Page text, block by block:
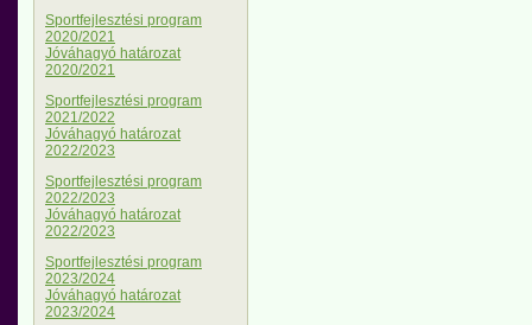
Sportfejlesztési program
2020/2021
Jóváhagyó határozat
2020/2021
Sportfejlesztési program
2021/2022
Jóváhagyó határozat
2022/2023
Sportfejlesztési program
2022/2023
Jóváhagyó határozat
2022/2023
Sportfejlesztési program
2023/2024
Jóváhagyó határozat
2023/2024